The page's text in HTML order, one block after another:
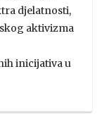
djelatnosti,
aktivizma
inicijativa u